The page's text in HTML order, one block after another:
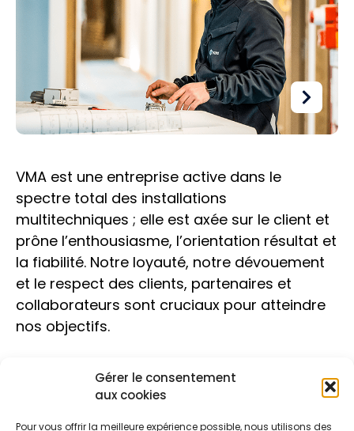
Gérer le consentement
aux cookies
Pour vous offrir la meilleure expérience possible, nous utilisons des
VMA est une entreprise active dans le
spectre total des installations
multitechniques ; elle est axée sur le client et
prône l’enthousiasme, l’orientation résultat et
la fiabilité. Notre loyauté, notre dévouement
et le respect des clients, partenaires et
collaborateurs sont cruciaux pour atteindre
nos objectifs.